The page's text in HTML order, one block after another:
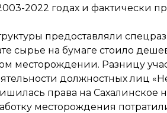
2022 годах и фактически
предоставляли
сырье на бумаге стоило
месторождении. Разницу
должностных лиц
права на Сахалинское
месторождения